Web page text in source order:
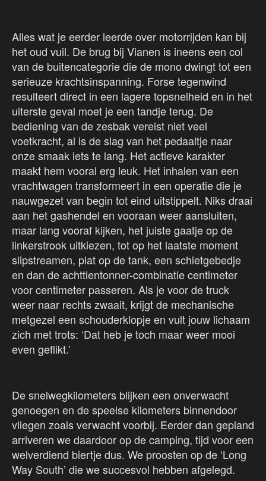
Alles wat je eerder leerde over motorrijden kan bij
het oud vuil. De brug bij Vianen is ineens een col
van de buitencategorie die de mono dwingt tot een
serieuze krachtsinspanning. Forse tegenwind
resulteert direct in een lagere topsnelheid en in het
uiterste geval moet je een tandje terug. De
bediening van de zesbak vereist niet veel
voetkracht, al is de slag van het pedaaltje naar
onze smaak iets te lang. Het actieve karakter
maakt hem vooral erg leuk. Het inhalen van een
vrachtwagen transformeert in een operatie die je
nauwgezet van begin tot eind uitstippelt. Niks draai
aan het gashendel en vooraan weer aansluiten,
maar lang vooraf kijken, het juiste gaatje op de
linkerstrook uitkiezen, tot op het laatste moment
slipstreamen, plat op de tank, een schietgebedje
en dan de achttientonner-combinatie centimeter
voor centimeter passeren. Als je voor de truck
weer naar rechts zwaait, krijgt de mechanische
metgezel een schouderklopje en vult jouw lichaam
zich met trots: ‘Dat heb je toch maar weer mooi
even geflikt.’
De snelwegkilometers blijken een onverwacht
genoegen en de speelse kilometers binnendoor
vliegen zoals verwacht voorbij. Eerder dan gepland
arriveren we daardoor op de camping, tijd voor een
welverdiend biertje dus. We proosten op de ‘Long
Way South’ die we succesvol hebben afgelegd.